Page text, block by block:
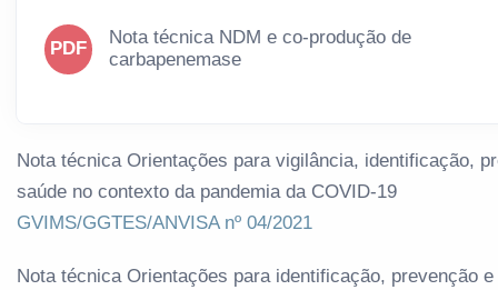
PDF
Nota técnica NDM e co-produção de
carbapenemase
Nota técnica Orientações para vigilância, identificação,
saúde no contexto da pandemia da COVID-19
GVIMS/GGTES/ANVISA nº 04/2021
Nota técnica Orientações para identificação, prevenção